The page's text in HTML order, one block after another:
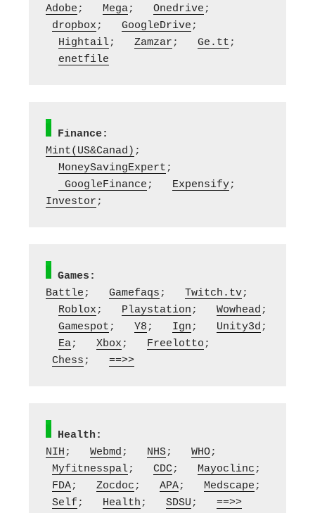
Adobe; Mega; Onedrive;
dropbox; GoogleDrive;
Hightail; Zamzar; Ge.tt;
enetfile
Finance:
Mint(US&Canad) ;
MoneySavingExpert;
GoogleFinance; Expensify
Investor;
Games:
Battle; Gamefaqs; Twitch.tv;
Roblox; Playstation; Wowhead;
Gamespot; Y8; Ign; Unity3d;
Ea; Xbox; Freelotto;
Chess; ==>>
Health:
NIH; Webmd; NHS; WHO;
Myfitnesspal; CDC; Mayoclinc;
FDA; Zocdoc; APA; Medscape;
Self; Health; SDSU; ==>>